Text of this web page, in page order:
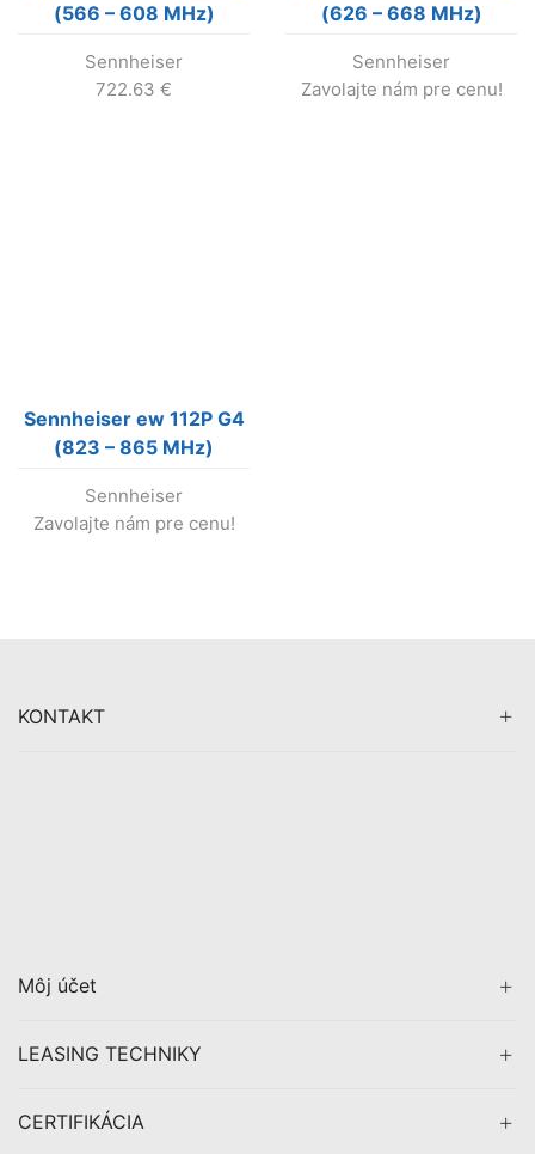
(566 – 608 MHz)
set s klopovým
mikrofónom
Sennheiser
722.63 €
(626 – 668 MHz)
klopovým mikrof.
(nevyrába sa !)
Sennheiser
Zavolajte nám pre cenu!
Sennheiser ew 112P G4
(823 – 865 MHz)
klopovým mikrof.
(nevyrába sa !)
Sennheiser
Zavolajte nám pre cenu!
KONTAKT
Môj účet
LEASING TECHNIKY
CERTIFIKÁCIA